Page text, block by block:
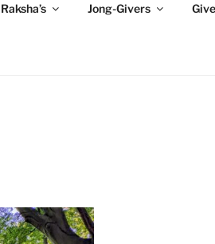
Raksha’s Jong-Givers